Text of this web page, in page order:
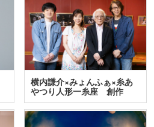
横内謙介×みょんふぁ×糸あ
やつり人形一糸座 創作
人…